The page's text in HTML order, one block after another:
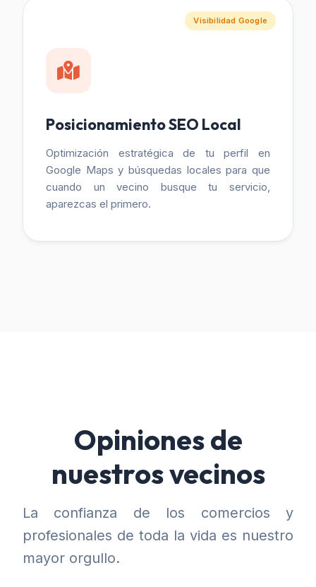
Visibilidad Google
Posicionamiento SEO Local
Optimización estratégica de tu perfil en
Google Maps y búsquedas locales para que
cuando un vecino busque tu servicio,
aparezcas el primero.
Opiniones de
nuestros vecinos
La confianza de los comercios y
profesionales de toda la vida es nuestro
mayor orgullo.